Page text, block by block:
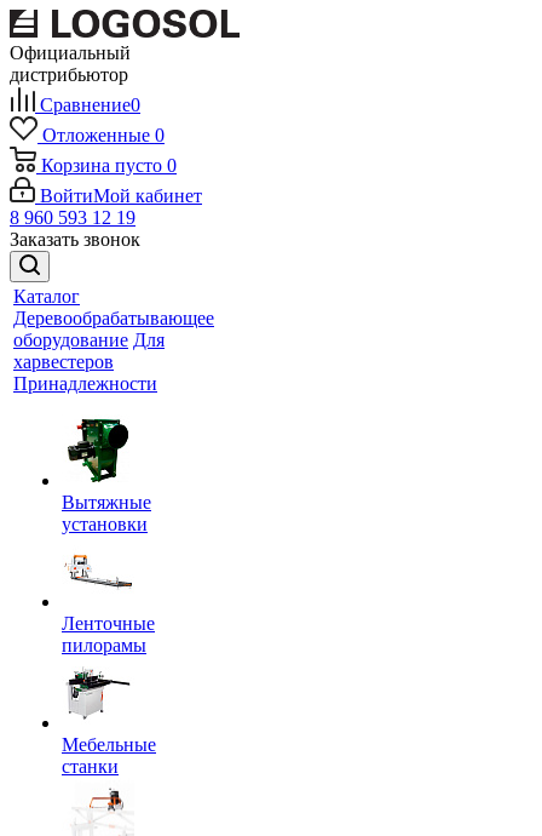
Официальный
дистрибьютор
Сравнение0
Отложенные 0
Корзина пусто 0
ВойтиМой кабинет
8 960 593 12 19
Заказать звонок
Каталог
Деревообрабатывающее
оборудование Для
харвестеров
Принадлежности
Вытяжные
установки
Ленточные
пилорамы
Мебельные
станки